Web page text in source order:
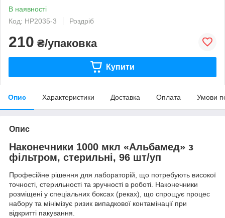
В наявності
Код: HP2035-3
Роздріб
210 ₴/упаковка
Купити
Опис Характеристики Доставка Оплата Умови
Опис
Наконечники 1000 мкл «Альбамед» з
фільтром, стерильні, 96 шт/уп
Професійне рішення для лабораторій, що потребують високої
точності, стерильності та зручності в роботі. Наконечники
розміщені у спеціальних боксах (реках), що спрощує процес
набору та мінімізує ризик випадкової контамінації при
відкритті пакування.